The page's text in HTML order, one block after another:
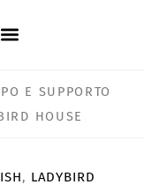
E SUPPORTO
HOUSE
, LADYBIRD